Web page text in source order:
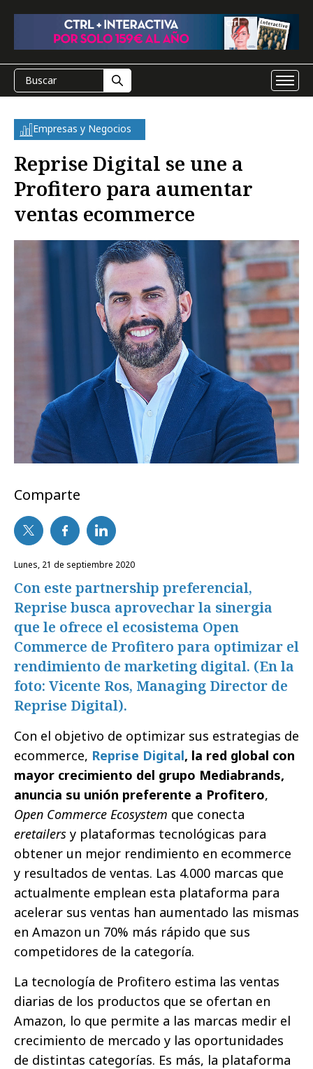
Empresas y Negocios
Reprise Digital se une a
Profitero para aumentar
ventas ecommerce
Comparte
lunes, 21 de septiembre 2020
Con este partnership preferencial,
Reprise busca aprovechar la sinergia
que le ofrece el ecosistema Open
Commerce de Profitero para optimizar el
rendimiento de marketing digital. (En la
foto: Vicente Ros, Managing Director de
Reprise Digital).
Con el objetivo de optimizar sus estrategias de
ecommerce, Reprise Digital, la red global con
mayor crecimiento del grupo Mediabrands,
anuncia su unión preferente a Profitero,
Open Commerce Ecosystem que conecta
eretailers y plataformas tecnológicas para
obtener un mejor rendimiento en ecommerce
y resultados de ventas. Las 4.000 marcas que
actualmente emplean esta plataforma para
acelerar sus ventas han aumentado las mismas
en Amazon un 70% más rápido que sus
competidores de la categoría.
La tecnología de Profitero estima las ventas
diarias de los productos que se ofertan en
Amazon, lo que permite a las marcas medir el
crecimiento de mercado y las oportunidades
de distintas categorías. Es más, la plataforma